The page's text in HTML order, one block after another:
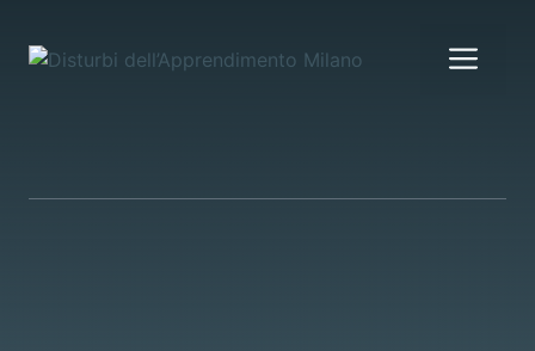
contenuto